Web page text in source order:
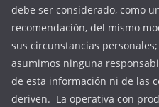
debe ser considerado, como
recomendación, del mismo
sus circunstancias
asumimos ninguna
de esta información ni de las
deriven. La operativa con